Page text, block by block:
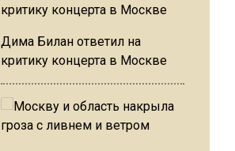
Дима Билан ответил на
критику концерта в Москве